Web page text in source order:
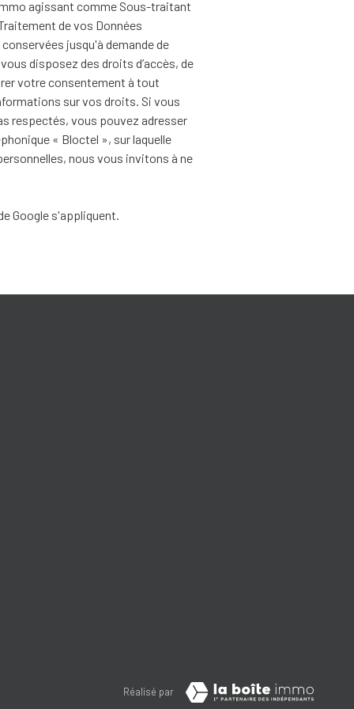
agissant comme Sous-traitant
de vos Données
jusqu'à demande de
disposez des droits d’accès, de
votre consentement à tout
sur vos droits. Si vous
respectés, vous pouvez adresser
« Bloctel », sur laquelle
nous vous invitons à ne
Google s'appliquent.
Réalisé par